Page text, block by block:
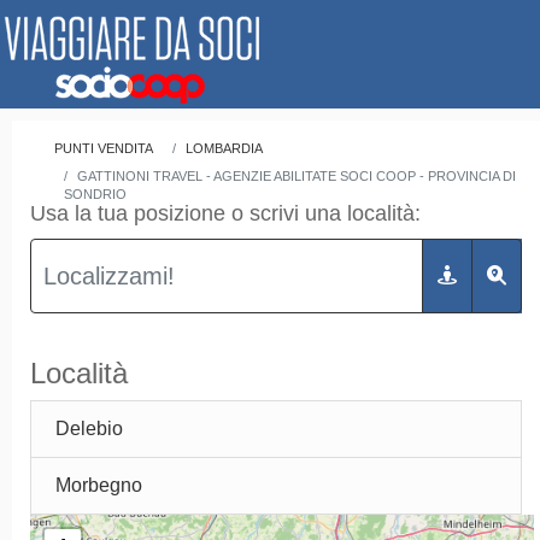
PUNTI VENDITA
LOMBARDIA
GATTINONI TRAVEL - AGENZIE ABILITATE SOCI COOP - PROVINCIA DI
SONDRIO
Usa la tua posizione o scrivi una località:
Località
Delebio
Morbegno